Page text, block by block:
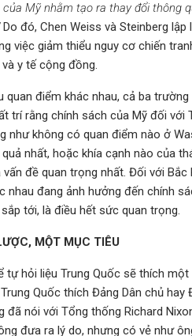
của Mỹ nhằm tạo ra thay đổi thông
Do đó, Chen Weiss và Steinberg
việc giảm thiểu nguy cơ chiến
y tế cộng đồng.
quan điểm khác nhau, cả ba
trí rằng chính sách của Mỹ đối
như không có quan điểm nào ở
nhất, hoặc khía cạnh nào của
đề quan trọng nhất. Đối với
nhau đang ảnh hưởng đến chính
tới, là điều hết sức quan trọng.
MỘT MỤC TIÊU
tự hỏi liệu Trung Quốc sẽ thích
Quốc thích Đảng Dân chủ
đã nói với Tổng thống Richard
đưa ra lý do, nhưng có vẻ như